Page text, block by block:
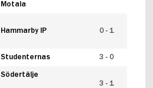
Motala
Hammarby IP 0 - 1
Studenternas 3 - 0
Södertälje
3 - 1